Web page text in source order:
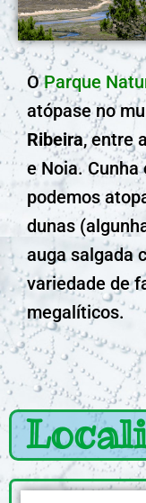
OParque
atópase no
Ribeira, entre
e Noia. Cunha
podemos
dunas
auga salgada
variedade de
megalíticos.